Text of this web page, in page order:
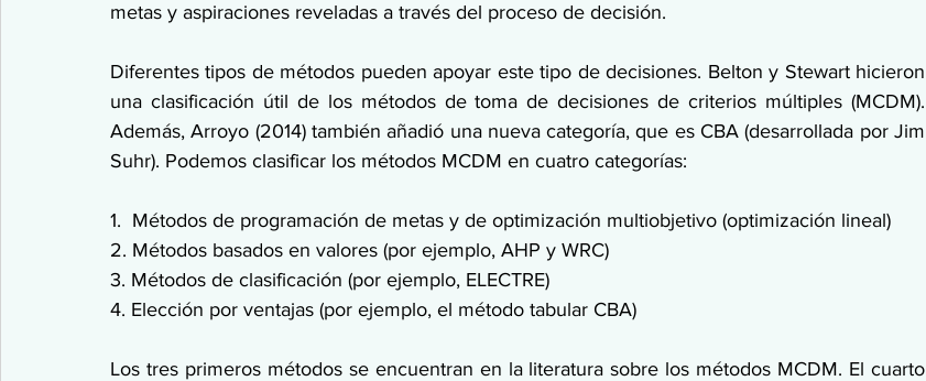
metas y aspiraciones reveladas a través del proceso de decisión.
Diferentes tipos de métodos pueden apoyar este tipo de decisiones. Belton y Stewart hicieron
una clasificación útil de los métodos de toma de decisiones de criterios múltiples (MCDM).
Además, Arroyo (2014) también añadió una nueva categoría, que es CBA (desarrollada por Jim
Suhr). Podemos clasificar los métodos MCDM en cuatro categorías:
1.  Métodos de programación de metas y de optimización multiobjetivo (optimización lineal)
2. Métodos basados en valores (por ejemplo, AHP y WRC)
3. Métodos de clasificación (por ejemplo, ELECTRE)
4. Elección por ventajas (por ejemplo, el método tabular CBA)
Los tres primeros métodos se encuentran en la literatura sobre los métodos MCDM. El cuarto